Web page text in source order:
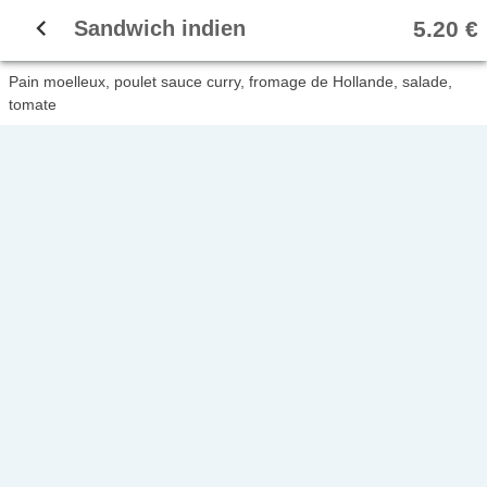
Pain moelleux, poulet sauce curry, fromage de Hollande, salade,
tomate
navigate_before Sandwich indien 5.20 €